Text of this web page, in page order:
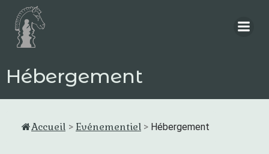
Hébergement
Accueil > Evénementiel > Hébergement